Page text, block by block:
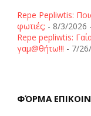
Repe Pepliwtis:
φωτιές; - 8/3/2026
Repe pepliwtis:
γαμ@θήτω!!! - 7/
ΦΌΡΜΑ